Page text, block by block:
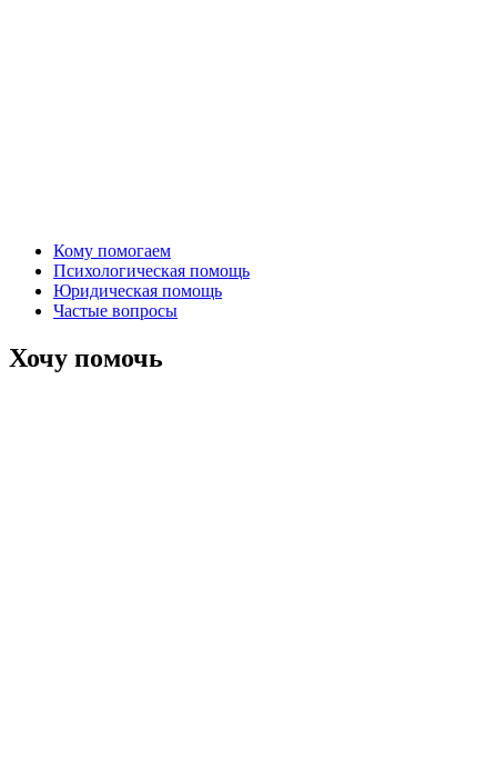
Кому помогаем
Психологическая помощь
Юридическая помощь
Частые вопросы
Хочу помочь